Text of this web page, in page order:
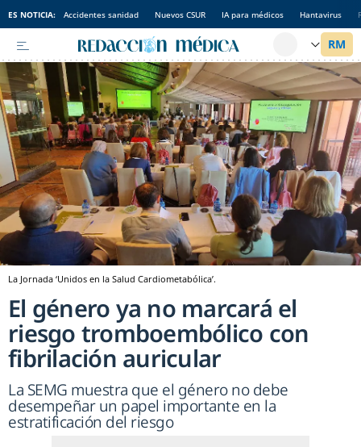
ES NOTICIA: Accidentes sanidad Nuevos CSUR IA para médicos Hantavirus
La Jornada ‘Unidos en la Salud Cardiometabólica’.
El género ya no marcará el
riesgo tromboembólico con
fibrilación auricular
La SEMG muestra que el género no debe
desempeñar un papel importante en la
estratificación del riesgo